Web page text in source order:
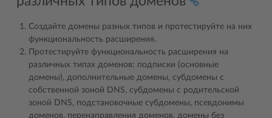
Создайте домены разных типов и протестируйте на них
функциональность расширения.
Протестируйте функциональность расширения на
различных типах доменов: подписки (основные
домены), дополнительные домены, субдомены с
собственной зоной DNS, субдомены с родительской
зоной DNS, подстановочные субдомены, псевдонимы
доменов, перенаправления доменов, домены без